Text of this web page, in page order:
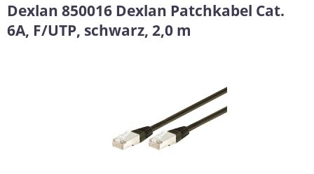
Dexlan 850016 Dexlan Patchkabel Cat.
6A, F/UTP, schwarz, 2,0 m